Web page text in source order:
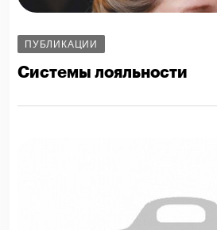
ПУБЛИКАЦИИ
Системы лояльности